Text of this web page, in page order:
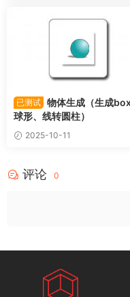
已测试 物体生成（生成box
球形、线转圆柱）
2025-10-11
评论 0